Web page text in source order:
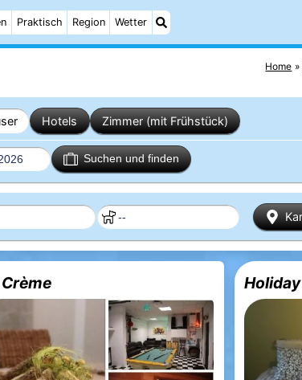
Praktisch Region Wetter
Home
Hotels Zimmer (mit Frühstück)
Suchen und finden